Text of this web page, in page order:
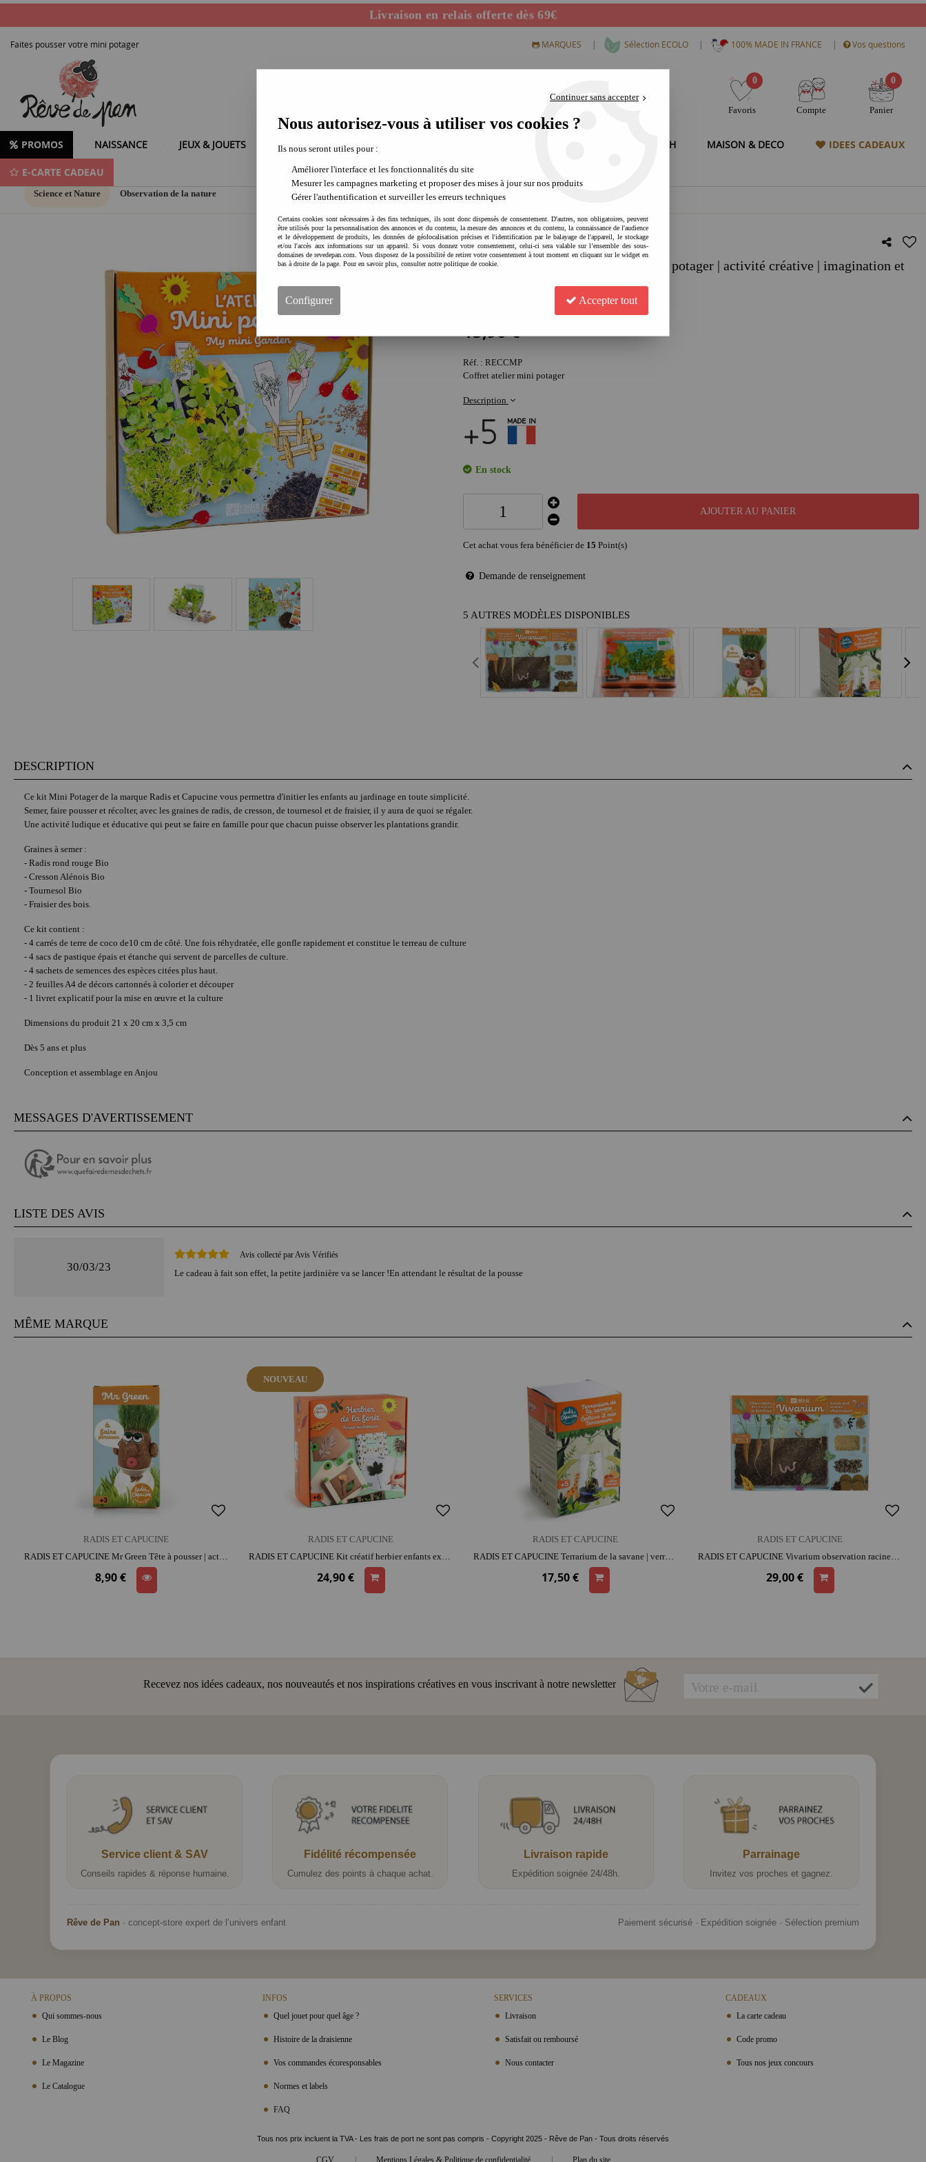
Livraison en relais offerte dès 69€
Faites pousser votre mini potager MARQUES | Sélection ECOLO | 100% MADE IN FRANCE | Vos questions
0
Favoris Compte
0
Panier
PROMOS NAISSANCE JEUX & JOUETS LOISIRS CREATIFS MODE & HIGH TECH MAISON & DECO IDEES CADEAUX
E-CARTE CADEAU
Science et Nature Observation de la nature
RADIS ET CAPUCINE Coffret mini potager | activité créative | imagination et
15,90€
Réf. : RECCMP
Coffret atelier mini potager
Description
En stock
AJOUTER AU PANIER
Cet achat vous fera bénéficier de 15 Point(s)
Demande de renseignement
5 AUTRES MODÈLES DISPONIBLES
DESCRIPTION
Ce kit Mini Potager de la marque Radis et Capucine vous permettra d'initier les enfants au jardinage en toute simplicité.
Semer, faire pousser et récolter, avec les graines de radis, de cresson, de tournesol et de fraisier, il y aura de quoi se régaler.
Une activité ludique et éducative qui peut se faire en famille pour que chacun puisse observer les plantations grandir.
Graines à semer :
- Radis rond rouge Bio
- Cresson Alénois Bio
- Tournesol Bio
- Fraisier des bois.
Ce kit contient :
- 4 carrés de terre de coco de10 cm de côté. Une fois réhydratée, elle gonfle rapidement et constitue le terreau de culture
- 4 sacs de pastique épais et étanche qui servent de parcelles de culture.
- 4 sachets de semences des espèces citées plus haut.
- 2 feuilles A4 de décors cartonnés à colorier et découper
- 1 livret explicatif pour la mise en œuvre et la culture
Dimensions du produit 21 x 20 cm x 3,5 cm
Dès 5 ans et plus
Conception et assemblage en Anjou
MESSAGES D'AVERTISSEMENT
LISTE DES AVIS
30/03/23
Avis collecté par Avis Vérifiés
Le cadeau à fait son effet, la petite jardinière va se lancer !En attendant le résultat de la pousse
MÊME MARQUE
RADIS ET CAPUCINE
8,90 €
NOUVEAU
RADIS ET CAPUCINE
24,90 €
RADIS ET CAPUCINE
RADIS ET CAPUCINE Terrarium de la savane | verre | dès 5 ans | activité créative & conviviale
17,50 €
RADIS ET CAPUCINE
29,00 €
Recevez nos idées cadeaux, nos nouveautés et nos inspirations créatives en vous inscrivant à notre newsletter
Service client & SAV
Conseils rapides & réponse humaine.
Fidélité récompensée
Cumulez des points à chaque achat.
Livraison rapide
Expédition soignée 24/48h.
Parrainage
Invitez vos proches et gagnez.
Rêve de Pan · concept-store expert de l’univers enfant Paiement sécurisé · Expédition soignée · Sélection premium
À PROPOS
Qui sommes-nous
Le Blog
Le Magazine
Le Catalogue
INFOS
Quel jouet pour quel âge ?
Histoire de la draisienne
Vos commandes écoresponsables
Normes et labels
FAQ
SERVICES
Livraison
Satisfait ou remboursé
Nous contacter
CADEAUX
La carte cadeau
Code promo
Tous nos jeux concours
Tous nos prix incluent la TVA - Les frais de port ne sont pas compris - Copyright 2025 - Rêve de Pan - Tous droits réservés
CGV | Mentions Légales & Politique de confidentialité | Plan du site
Continuer sans accepter
Nous autorisez-vous à utiliser vos cookies ?
Ils nous seront utiles pour :
Améliorer l'interface et les fonctionnalités du site
Mesurer les campagnes marketing et proposer des mises à jour sur nos produits
Gérer l'authentification et surveiller les erreurs techniques
Certains cookies sont nécessaires à des fins techniques, ils sont donc dispensés de consentement. D'autres, non obligatoires, peuvent
être utilisés pour la personnalisation des annonces et du contenu, la mesure des annonces et du contenu, la connaissance de l'audience
et le développement de produits, les données de géolocalisation précises et l'identification par le balayage de l'appareil, le stockage
et/ou l'accès aux informations sur un appareil. Si vous donnez votre consentement, celui-ci sera valable sur l’ensemble des sous-
domaines de revedepan.com. Vous disposez de la possibilité de retirer votre consentement à tout moment en cliquant sur le widget en
bas à droite de la page. Pour en savoir plus, consulter notre politique de cookie.
Configurer Accepter tout